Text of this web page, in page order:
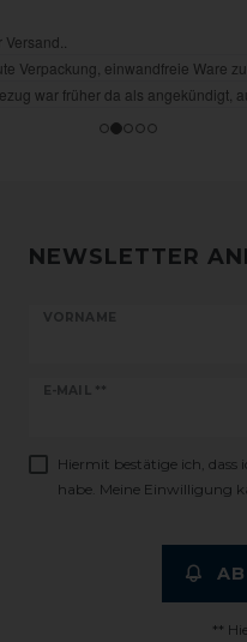
NEWSLETTER
VORNAME
E-MAIL **
Newsletter
Hiermit bestätige ich, dass
habe. Meine Einwilligung
**